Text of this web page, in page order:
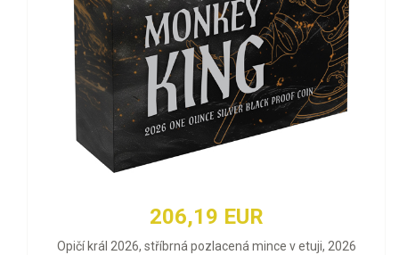
206,19 EUR
Opičí král 2026, stříbrná pozlacená mince v etuji, 2026